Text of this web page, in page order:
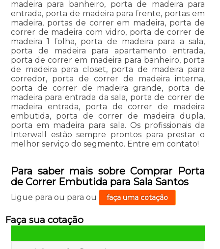
madeira para banheiro, porta de madeira para
entrada, porta de madeira para frente, portas em
madeira, portas de correr em madeira, porta de
correr de madeira com vidro, porta de correr de
madeira 1 folha, porta de madeira para a sala,
porta de madeira para apartamento entrada,
porta de correr em madeira para banheiro, porta
de madeira para closet, porta de madeira para
corredor, porta de correr de madeira interna,
porta de correr de madeira grande, porta de
madeira para entrada da sala, porta de correr de
madeira entrada, porta de correr de madeira
embutida, porta de correr de madeira dupla,
porta em madeira para sala. Os profissionais da
Interwall estão sempre prontos para prestar o
melhor serviço do segmento. Entre em contato!
Para saber mais sobre Comprar Porta
de Correr Embutida para Sala Santos
Ligue para ou para ou faça uma cotação
Faça sua cotação